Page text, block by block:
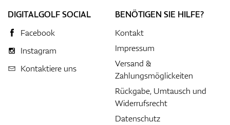
DIGITALGOLF SOCIAL
Facebook
Instagram
Kontaktiere uns
BENÖTIGEN SIE HILFE?
Kontakt
Impressum
Versand &
Zahlungsmöglickeiten
Rückgabe, Umtausch und
Widerrufsrecht
Datenschutz